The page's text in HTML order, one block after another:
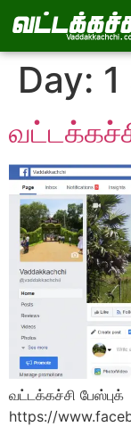
Day:
வட்டக்கச்சி பேஸ்புக்
https://